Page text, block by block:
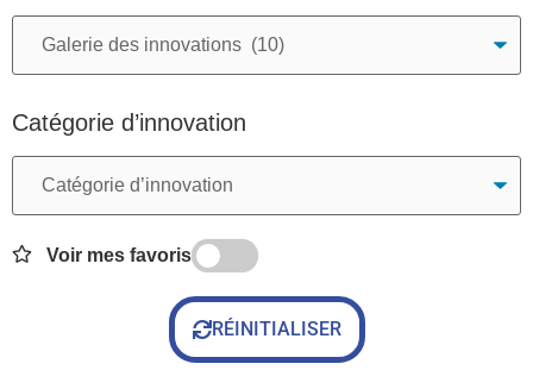
Catégorie d’innovation
Voir mes favoris
RÉINITIALISER